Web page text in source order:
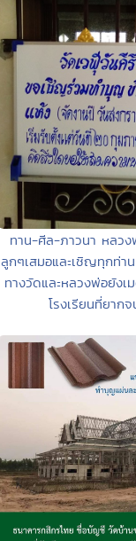
ทาน-ศีล-ภาวนา หลว
ลูกๆเสมอและเชิญทุกท่า
ทางวัดและหลวงพ่อยังเ
โรงเรียนที่ยาก